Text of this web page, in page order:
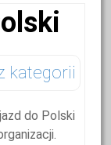
kategorii
do Polski